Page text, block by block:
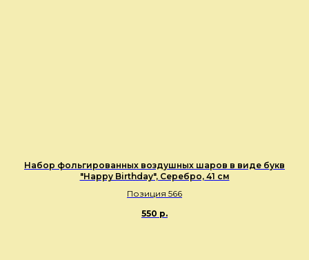
Набор фольгированных воздушных шаров в виде букв
"Happy Birthday", Серебро, 41 см
Позиция 566
550 р.